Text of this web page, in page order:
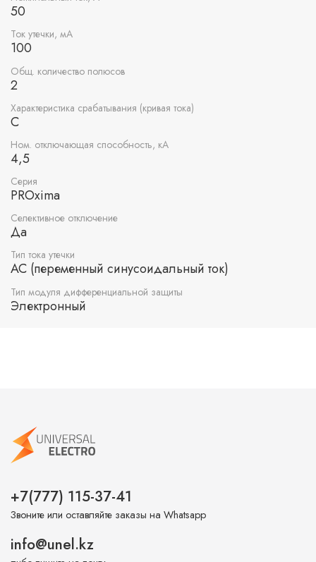
50
Ток утечки, мА
100
Общ. количество полюсов
2
Характеристика срабатывания (кривая тока)
C
Ном. отключающая способность, кА
4,5
Серия
PROxima
Селективное отключение
Да
Тип тока утечки
AC (переменный синусоидальный ток)
Тип модуля дифференциальной защиты
Электронный
+7(777) 115-37-41
Звоните или оставляйте заказы на Whatsapp
info@unel.kz